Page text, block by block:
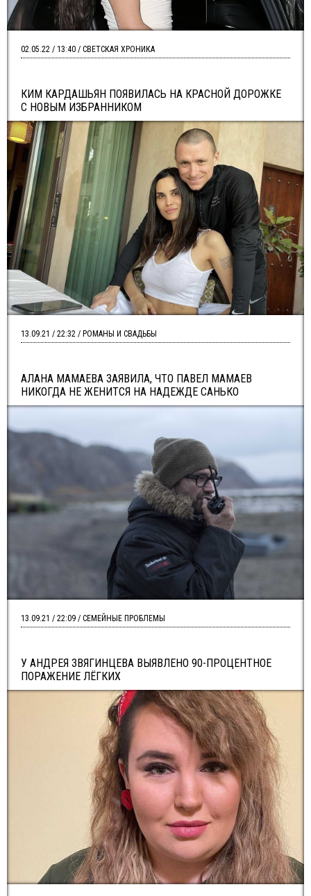
КИМ КАРДАШЬЯН ПОЯВИЛАСЬ НА КРАСНОЙ ДОРОЖКЕ
С НОВЫМ ИЗБРАННИКОМ
02.05.22 / 13:40 / СВЕТСКАЯ ХРОНИКА
АЛАНА МАМАЕВА ЗАЯВИЛА, ЧТО ПАВЕЛ МАМАЕВ
НИКОГДА НЕ ЖЕНИТСЯ НА НАДЕЖДЕ САНЬКО
13.09.21 / 22:32 / РОМАНЫ И СВАДЬБЫ
У АНДРЕЯ ЗВЯГИНЦЕВА ВЫЯВЛЕНО 90-ПРОЦЕНТНОЕ
ПОРАЖЕНИЕ ЛЁГКИХ
13.09.21 / 22:09 / СЕМЕЙНЫЕ ПРОБЛЕМЫ